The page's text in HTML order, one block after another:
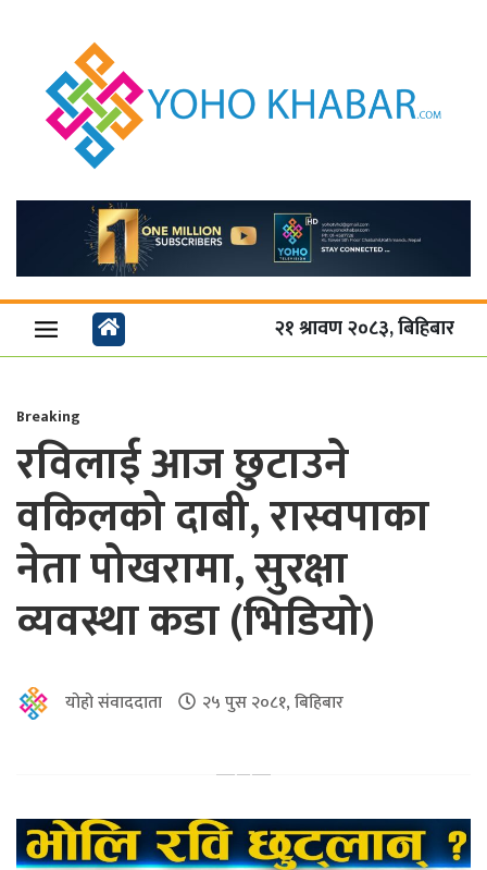
२१ श्रावण २०८३, बिहिबार
Breaking
रविलाई आज छुटाउने
वकिलको दाबी, रास्वपाका
नेता पोखरामा, सुरक्षा
व्यवस्था कडा (भिडियो)
योहो संवाददाता २५ पुस २०८१, बिहिबार